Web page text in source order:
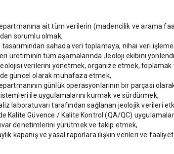
ait tüm verilerin (madencilik ve arama
sorumlu olmak,
tasarımından sahada veri toplamaya, nihai veri
üretiminin tüm aşamalarında Jeoloji ekibini
verilerini yönetmek, organize etmek, toplamak
güncel olarak muhafaza etmek,
günlük operasyonlarının bir parçası
ile uygulamalarını kurmak ve sürdürmek,
laboratuvarı tarafından sağlanan jeolojik verileri
Kalite Güvence / Kalite Kontrol (QA/QC)
denetimlerini yürütmek ve takip etmek,
kapanış ve yasal raporlara ilişkin verileri ve